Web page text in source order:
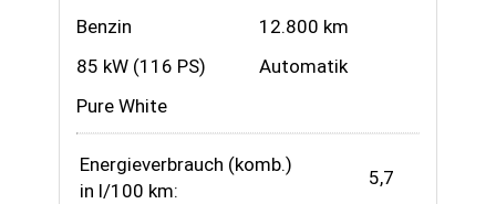
Benzin
12.800 km
85 kW (116 PS)
Automatik
Pure White
Energieverbrauch (komb.)
in l/100 km:
5,7